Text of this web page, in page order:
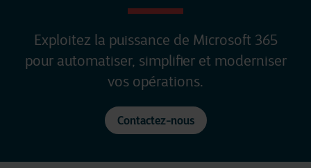
Exploitez la puissance de Microsoft 365
pour automatiser, simplifier et moderniser
vos opérations.
Contactez-nous